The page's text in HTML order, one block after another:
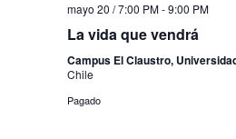
mayo 20 / 7:00 PM-9:00 PM
La vida que vendrá
Campus El Claustro,
Chile
Pagado